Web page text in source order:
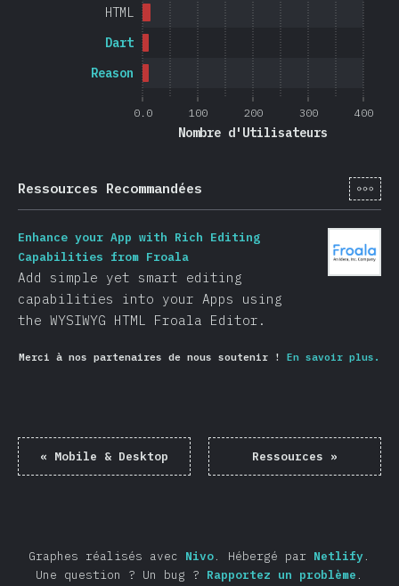
0.0 100 200 300 400
Nombre d'Utilisateurs
Reason
Dart
HTML
Ressources Recommandées [fr-
Enhance your App with Rich Editing
Capabilities from Froala
Add simple yet smart editing
capabilities into your Apps using
the WYSIWYG HTML Froala Editor.
Merci à nos partenaires de nous soutenir ! En savoir plus.
« Mobile & Desktop Ressources »
Graphes réalisés avec Nivo. Hébergé par Netlify.
Une question ? Un bug ? Rapportez un problème .